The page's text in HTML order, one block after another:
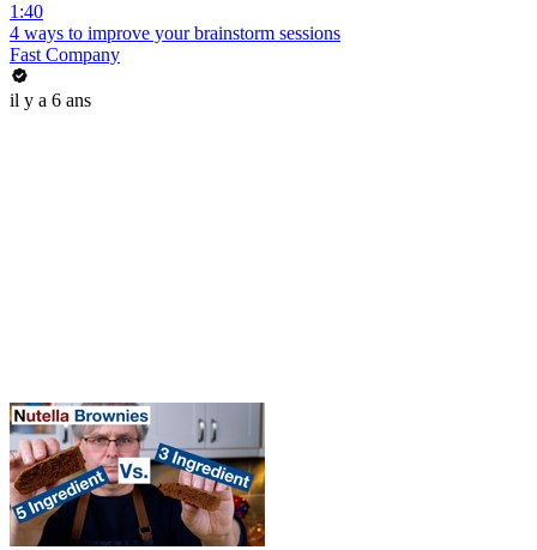
1:40
4 ways to improve your brainstorm sessions
Fast Company
il y a 6 ans